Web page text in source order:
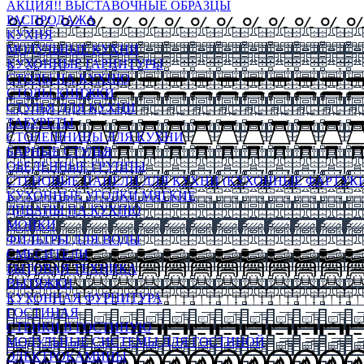
АКЦИЯ!! ВЫСТАВОЧНЫЕ ОБРАЗЦЫ
РАСПРОДАЖА
КУХНЯ
МОДУЛЬНЫЕ КУХНИ
КУХОННЫЕ ГАРНИТУРЫ
СТОЛЫ НА КУХНЮ
СТОЛЫ КНИЖКИ
СТУЛЬЯ ДЛЯ КУХНИ
ТАБУРЕТЫ
СТОЛЕШНИЦЫ ДЛЯ КУХНИ
БАРНЫЕ СТУЛЬЯ
ОБЕДЕННЫЕ ГРУППЫ
СТЕНОВЫЕ ПАНЕЛИ ДЛЯ КУХНИ (КУХОННЫЕ
КУХОННЫЕ УГОЛКИ МЯГКИЕ
ДИВАНЫ НА КУХНЮ
МОЙКИ
ФИЛЬТРЫ ДЛЯ ВОДЫ
СМЕСИТЕЛИ
БЫТОВАЯ ТЕХНИКА
ВЫТЯЖКИ
КУХОННАЯ ФУРНИТУРА
ГОСТИНАЯ
СТЕНКИ В ГОСТИНУЮ
МОДУЛЬНЫЕ СИСТЕМЫ ДЛЯ ГОСТИНОЙ
ЭЛЕКТРОКАМИНЫ